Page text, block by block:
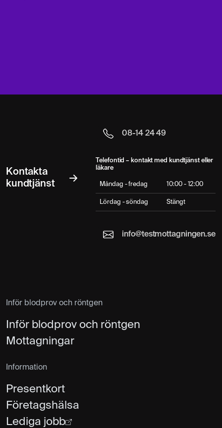
Kontakta
kundtjänst
08-14 24 49
Telefontid – kontakt med kundtjänst eller
läkare
Måndag - fredag 10:00 - 12:00
Lördag - söndag Stängt
info@testmottagningen.se
Inför blodprov och röntgen
Inför blodprov och röntgen
Mottagningar
Information
Presentkort
Företagshälsa
Lediga jobb